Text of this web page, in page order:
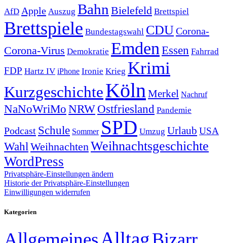
AfD Apple Auszug Bahn Bielefeld Brettspiel
Brettspiele Bundestagswahl CDUCorona-
Corona-Virus Demokratie Emden Essen Fahrrad
FDP Hartz IV iPhone Ironie Krieg Krimi
KurzgeschichteKöln Merkel Nachruf
NaNoWriMo NRWOstfriesland Pandemie
Podcast Schule Sommer SPD Umzug Urlaub USA
Wahl Weihnachten Weihnachtsgeschichte
WordPress
Privatsphäre-Einstellungen ändern
Historie der Privatsphäre-Einstellungen
Einwilligungen widerrufen
Kategorien